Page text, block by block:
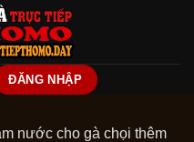
ĐĂNG NHẬP
nước cho gà chọi thêm